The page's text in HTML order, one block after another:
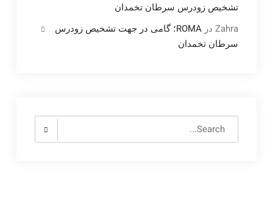
تشخیص زودرس سرطان تخمدان
Zahraدر
ROMA؛ گامی در جهت تشخیص زودرس
سرطان تخمدان
Search